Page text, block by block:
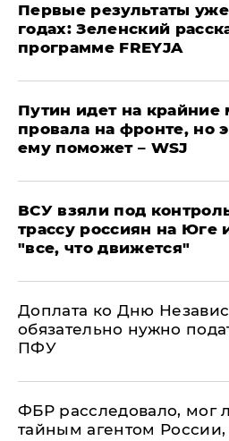
Первые результаты
годах: Зеленский
программе FREYJA
Путин идет на крайние
провала на фронте, но
ему поможет – WSJ
ВСУ взяли под
трассу россиян на Юге
"все, что движется"
Доплата ко Дню
обязательно нужно
ПФУ
ФБР расследовало, мог
тайным агентом России,